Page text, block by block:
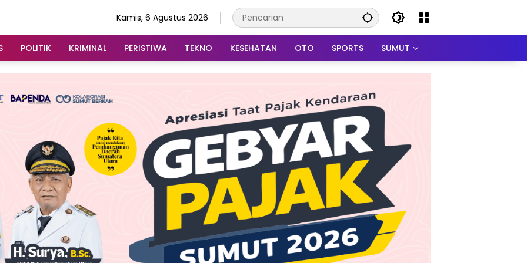
Kamis, 6 Agustus 2026
POLITIK KRIMINAL PERISTIWA TEKNO KESEHATAN OTO SPORTS SUMUT